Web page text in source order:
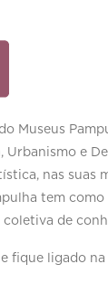
Museus
Urbanismo e
nas suas
tem
de
fique ligado na